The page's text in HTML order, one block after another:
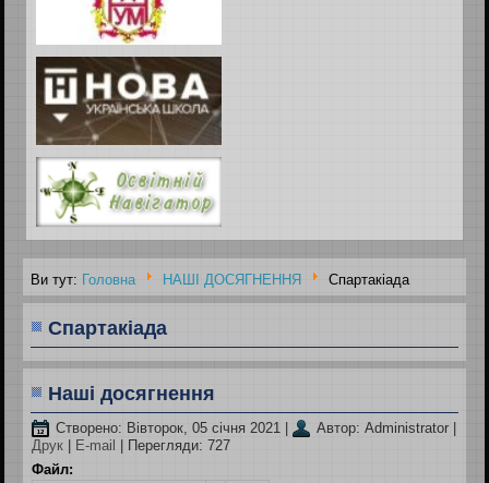
Ви тут: Головна НАШІ ДОСЯГНЕННЯ Спартакіада
Спартакіада
Наші досягнення
Створено: Вівторок, 05 січня 2021 | Автор: Administrator |
Друк
E-mail
| Перегляди: 727
Файл: